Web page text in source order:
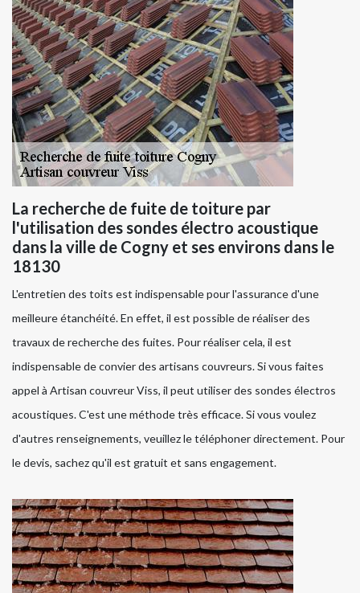
La recherche de fuite de toiture par
l'utilisation des sondes électro acoustique
dans la ville de Cogny et ses environs dans le
18130
L'entretien des toits est indispensable pour l'assurance d'une
meilleure étanchéité. En effet, il est possible de réaliser des
travaux de recherche des fuites. Pour réaliser cela, il est
indispensable de convier des artisans couvreurs. Si vous faites
appel à Artisan couvreur Viss, il peut utiliser des sondes électros
acoustiques. C'est une méthode très efficace. Si vous voulez
d'autres renseignements, veuillez le téléphoner directement. Pour
le devis, sachez qu'il est gratuit et sans engagement.